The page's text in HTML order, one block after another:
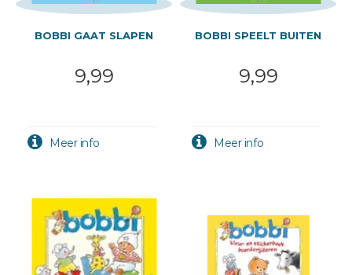
BOBBI GAAT SLAPEN
9,99
BOBBI SPEELT BUITEN
9,99